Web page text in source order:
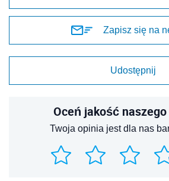
Zapisz się na
Udostępnij
Oceń jakość naszego
Twoja opinia jest dla nas